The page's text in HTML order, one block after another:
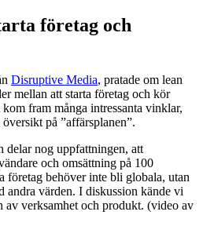
företag och
Disruptive Media, pratade om lean
mellan att starta företag och kör
fram många intressanta vinklar,
på ”affärsplanen”.
delar nog uppfattningen, att
och omsättning på 100
företag behöver inte bli globala, utan
andra värden. I diskussion kände vi
av verksamhet och produkt. (video av